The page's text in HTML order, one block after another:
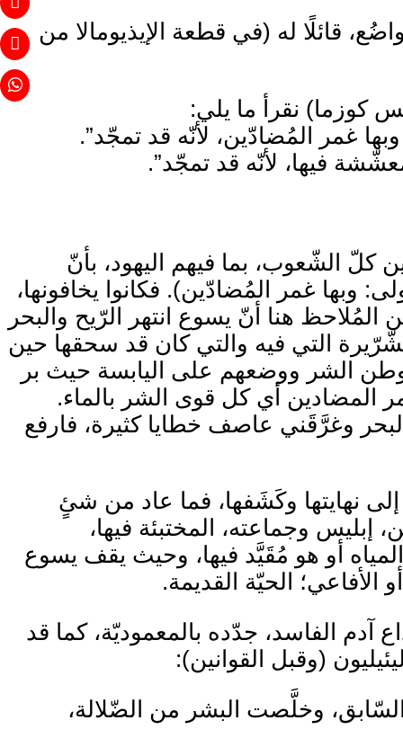
قائلًا له (في قطعة الإيذيومالا من
كوزما) نقرأ ما يلي:
غمر المُضادّين، لأنّه قد تمجّد”.
فيها، لأنّه قد تمجّد”.
كلّ الشّعوب، بما فيهم اليهود، بأنّ
وبها غمر المُضادّين). فكانوا يخافونها،
المُلاحظ هنا أنّ يسوع انتهر الرّيح والبحر
كان بسبب الأرواح الشّرّيرة التي فيه والتي كان قد سحقها حين
الشر ووضعهم على اليابسة حيث بر
المضادين أي كل قوى الشر بالماء.
صرتُ إلى أعماق البحر وغرَّقَني عاصف خطايا كثيرة، فارفع
نهايتها وكَشَفها، فما عاد من شئٍ
وجماعته، المختبئة فيها،
أو هو مُقَيَّد فيها، وحيث يقف يسوع
الحيّة القديمة.
آدم الفاسد، جدّده بالمعموديّة، كما قد
(وقبل القوانين):
وخلَّصت البشر من الضّلالة،